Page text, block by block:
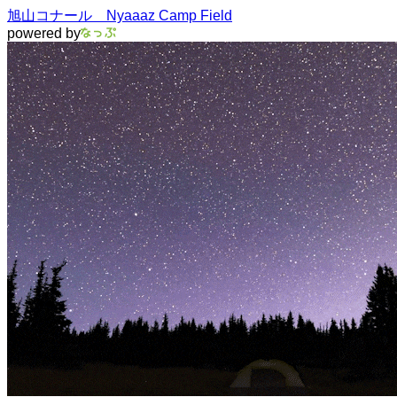
旭山コナール Nyaaaz Camp Field
powered by